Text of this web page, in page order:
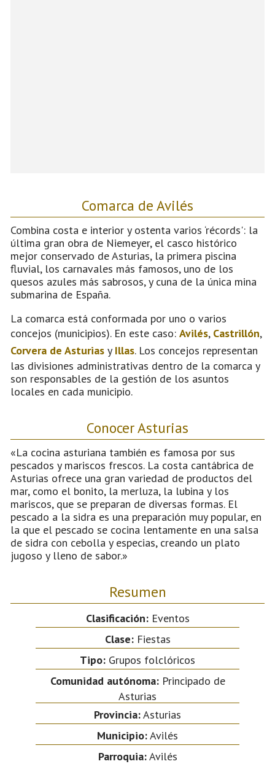
Comarca de Avilés
Combina costa e interior y ostenta varios ‘récords': la
última gran obra de Niemeyer, el casco histórico
mejor conservado de Asturias, la primera piscina
fluvial, los carnavales más famosos, uno de los
quesos azules más sabrosos, y cuna de la única mina
submarina de España.
La comarca está conformada por uno o varios
concejos (municipios). En este caso: Avilés, Castrillón,
Corvera de Asturias y Illas. Los concejos representan
las divisiones administrativas dentro de la comarca y
son responsables de la gestión de los asuntos
locales en cada municipio.
Conocer Asturias
«La cocina asturiana también es famosa por sus
pescados y mariscos frescos. La costa cantábrica de
Asturias ofrece una gran variedad de productos del
mar, como el bonito, la merluza, la lubina y los
mariscos, que se preparan de diversas formas. El
pescado a la sidra es una preparación muy popular, en
la que el pescado se cocina lentamente en una salsa
de sidra con cebolla y especias, creando un plato
jugoso y lleno de sabor.»
Resumen
Clasificación:Eventos
Clase:Fiestas
Tipo: Grupos folclóricos
Comunidad autónoma:Principado de
Asturias
Provincia:Asturias
Municipio:Avilés
Parroquia:Avilés